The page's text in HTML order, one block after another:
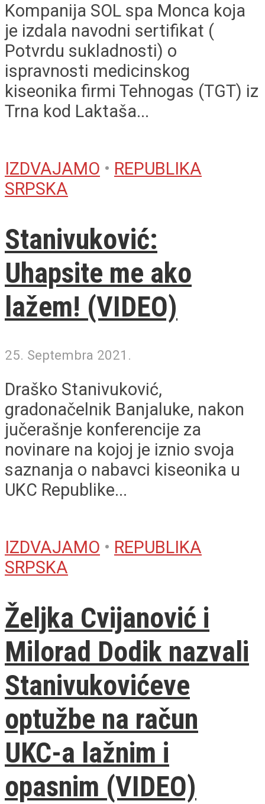
Kompanija SOL spa Monca koja
je izdala navodni sertifikat (
Potvrdu sukladnosti) o
ispravnosti medicinskog
kiseonika firmi Tehnogas (TGT) iz
Trna kod Laktaša...
IZDVAJAMO • REPUBLIKA
SRPSKA
Stanivuković:
Uhapsite me ako
lažem! (VIDEO)
25. Septembra 2021.
Draško Stanivuković,
gradonačelnik Banjaluke, nakon
jučerašnje konferencije za
novinare na kojoj je iznio svoja
saznanja o nabavci kiseonika u
UKC Republike...
IZDVAJAMO • REPUBLIKA
SRPSKA
Željka Cvijanović i
Milorad Dodik nazvali
Stanivukovićeve
optužbe na račun
UKC-a lažnim i
opasnim (VIDEO)